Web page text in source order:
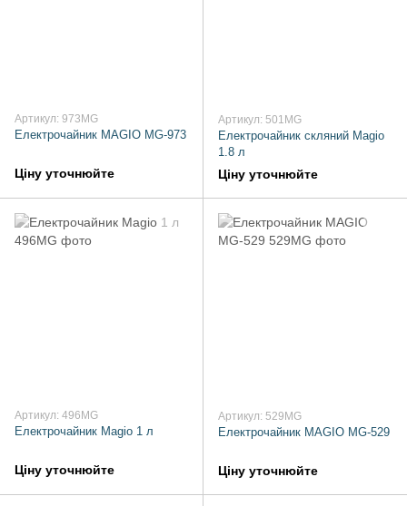
Артикул: 973MG
Електрочайник MAGIO MG-973
Ціну уточнюйте
Артикул: 501MG
Електрочайник скляний Magio
1.8 л
Ціну уточнюйте
Артикул: 496MG
Електрочайник Magio 1 л
Ціну уточнюйте
Артикул: 529MG
Електрочайник MAGIO MG-529
Ціну уточнюйте